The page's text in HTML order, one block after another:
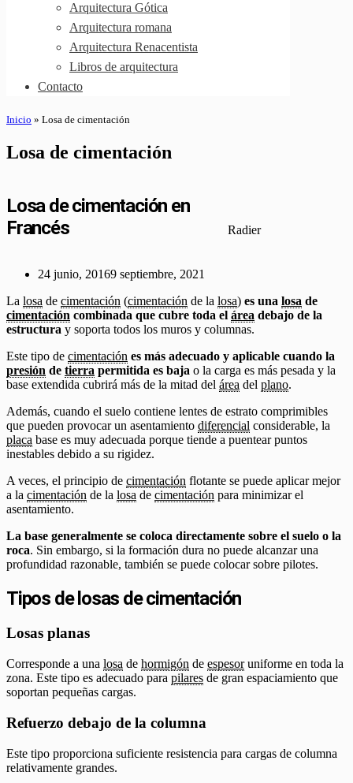
Arquitectura Gótica
Arquitectura romana
Arquitectura Renacentista
Libros de arquitectura
Contacto
Inicio » Losa de cimentación
Losa de cimentación
Losa de cimentación en
Francés
Radier
24 junio, 20169 septiembre, 2021
La losa de cimentación (cimentación de la losa) es una losa de
cimentación combinada que cubre toda el área debajo de la
estructura y soporta todos los muros y columnas.
Este tipo de cimentación es más adecuado y aplicable cuando la
presión de tierra permitida es baja o la carga es más pesada y la
base extendida cubrirá más de la mitad del área del plano.
Además, cuando el suelo contiene lentes de estrato comprimibles
que pueden provocar un asentamiento diferencial considerable, la
placa base es muy adecuada porque tiende a puentear puntos
inestables debido a su rigidez.
A veces, el principio de cimentación flotante se puede aplicar mejor
a la cimentación de la losa de cimentación para minimizar el
asentamiento.
La base generalmente se coloca directamente sobre el suelo o la
roca. Sin embargo, si la formación dura no puede alcanzar una
profundidad razonable, también se puede colocar sobre pilotes.
Tipos de losas de cimentación
Losas planas
Corresponde a una losa de hormigón de espesoruniforme en toda la
zona. Este tipo es adecuado para pilares de gran espaciamiento que
soportan pequeñas cargas.
Refuerzo debajo de la columna
Este tipo proporciona suficiente resistencia para cargas de columna
relativamente grandes.